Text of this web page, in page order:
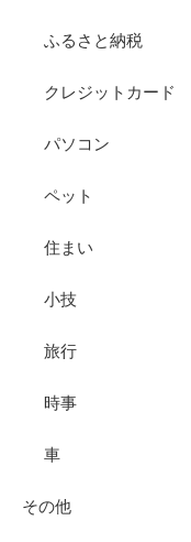
ふるさと納税
クレジットカード
パソコン
ペット
住まい
小技
旅行
時事
車
その他